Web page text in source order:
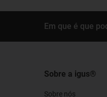
Em que é que
Sobre a igus®
Sobre nós